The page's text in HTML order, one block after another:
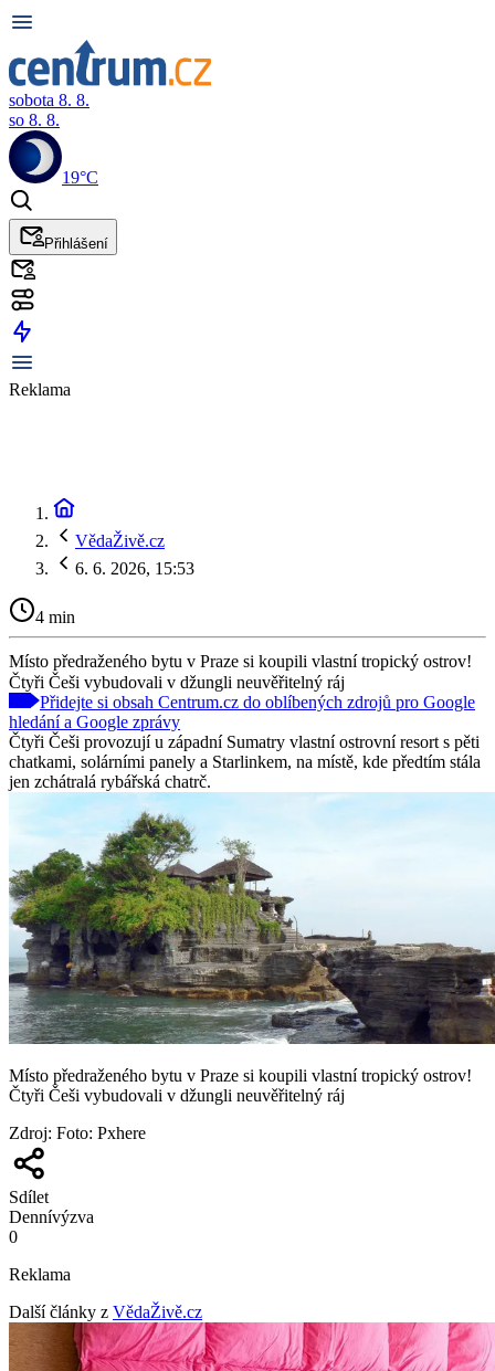
sobota 8. 8.
so 8. 8.
19°C
Přihlášení
Reklama
VědaŽivě.cz
6. 6. 2026, 15:53
4 min
Místo předraženého bytu v Praze si koupili vlastní tropický ostrov!
Čtyři Češi vybudovali v džungli neuvěřitelný ráj
Přidejte si obsah Centrum.cz do oblíbených zdrojů pro Google
hledání a Google zprávy
Čtyři Češi provozují u západní Sumatry vlastní ostrovní resort s pěti
chatkami, solárními panely a Starlinkem, na místě, kde předtím stála
jen zchátralá rybářská chatrč.
Místo předraženého bytu v Praze si koupili vlastní tropický ostrov!
Čtyři Češi vybudovali v džungli neuvěřitelný ráj
Zdroj: Foto: Pxhere
Sdílet
Dennívýzva
0
Reklama
Další články z VědaŽivě.cz